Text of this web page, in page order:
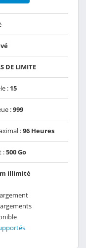
DE LIMITE
: 15
:999
:96 Heures
:500 Go
illimité